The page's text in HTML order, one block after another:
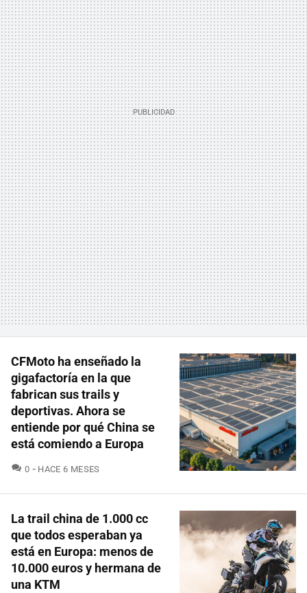
CFMoto ha enseñado la
gigafactoría en la que
fabrican sus trails y
deportivas. Ahora se
entiende por qué China se
está comiendo a Europa
0 COMENTARIOS
HACE 6 MESES
La trail china de 1.000 cc
que todos esperaban ya
está en Europa: menos de
10.000 euros y hermana de
una KTM